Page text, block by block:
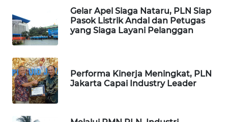
Gelar Apel Siaga Nataru, PLN Siap
Pasok Listrik Andal dan Petugas
yang Siaga Layani Pelanggan
Performa Kinerja Meningkat, PLN
Jakarta Capai Industry Leader
Network
KONSUMEN
MASYARAKAT
KELISTRIKAN
WALINKI